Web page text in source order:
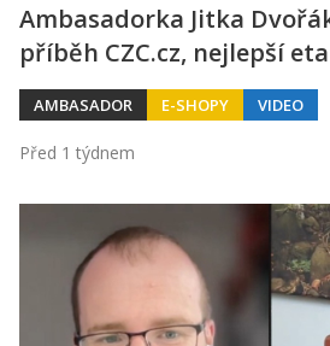
Ambasadorka Jitka
příběh CZC.cz, nejlepší
AMBASADOR E-SHOPY VIDEO
Před 1 týdnem